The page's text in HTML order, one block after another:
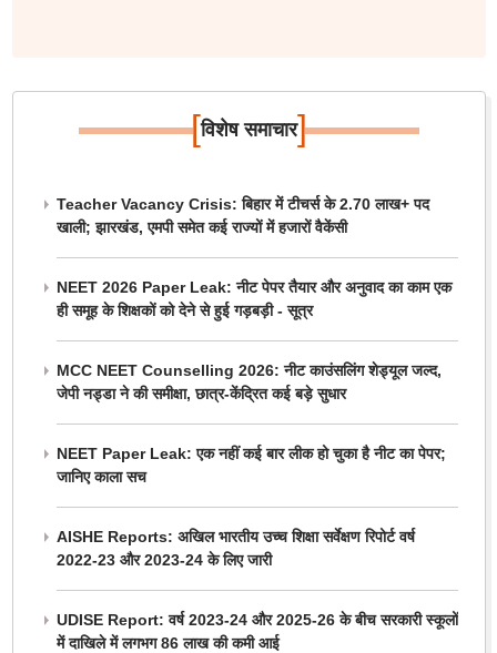
[विशेष समाचार]
Teacher Vacancy Crisis: बिहार में टीचर्स के 2.70 लाख+ पद
खाली; झारखंड, एमपी समेत कई राज्यों में हजारों वैकेंसी
NEET 2026 Paper Leak: नीट पेपर तैयार और अनुवाद का काम एक
ही समूह के शिक्षकों को देने से हुई गड़बड़ी - सूत्र
MCC NEET Counselling 2026: नीट काउंसलिंग शेड्यूल जल्द,
जेपी नड्डा ने की समीक्षा, छात्र-केंद्रित कई बड़े सुधार
NEET Paper Leak: एक नहीं कई बार लीक हो चुका है नीट का पेपर;
जानिए काला सच
AISHE Reports: अखिल भारतीय उच्च शिक्षा सर्वेक्षण रिपोर्ट वर्ष
2022-23 और 2023-24 के लिए जारी
UDISE Report: वर्ष 2023-24 और 2025-26 के बीच सरकारी स्कूलों
में दाखिले में लगभग 86 लाख की कमी आई